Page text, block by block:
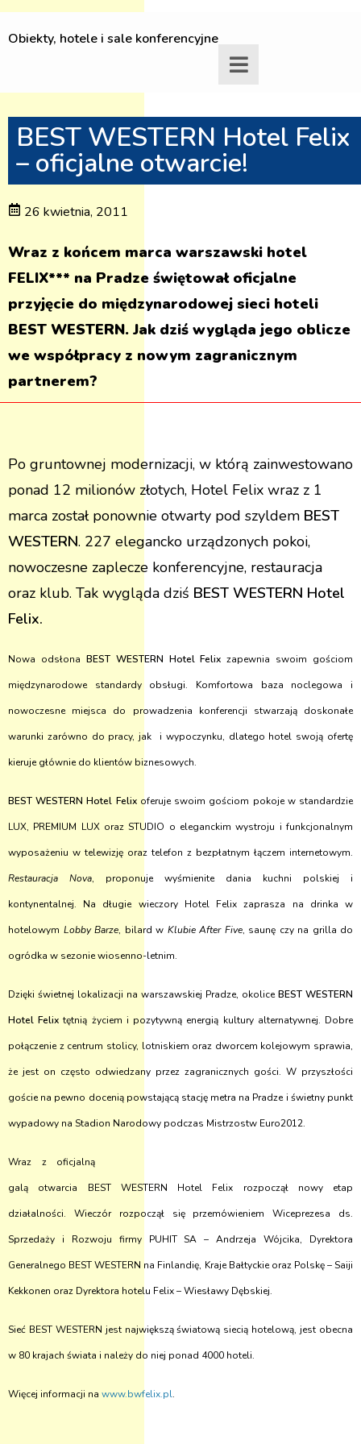
Obiekty, hotele i sale konferencyjne
BEST WESTERN Hotel Felix
– oficjalne otwarcie!
26 kwietnia, 2011
Wraz z końcem marca warszawski hotel
FELIX*** na Pradze świętował oficjalne
przyjęcie do międzynarodowej sieci hoteli
BEST WESTERN. Jak dziś wygląda jego oblicze
we współpracy z nowym zagranicznym
partnerem?
Po gruntownej modernizacji, w którą zainwestowano
ponad 12 milionów złotych, Hotel Felix wraz z 1
marca został ponownie otwarty pod szyldem BEST
WESTERN. 227 elegancko urządzonych pokoi,
nowoczesne zaplecze konferencyjne, restauracja
oraz klub. Tak wygląda dziś BEST WESTERN Hotel
Felix.
Nowa odsłona BEST WESTERN Hotel Felixzapewnia swoim gościom
międzynarodowe standardy obsługi. Komfortowa baza noclegowa i
nowoczesne miejsca do prowadzenia konferencji stwarzają doskonałe
warunki zarówno do pracy, jak i wypoczynku, dlatego hotel swoją ofertę
kieruje głównie do klientów biznesowych.
BEST WESTERN Hotel Felixoferuje swoim gościom pokoje w standardzie
LUX, PREMIUM LUX oraz STUDIO o eleganckim wystroju i funkcjonalnym
wyposażeniu w telewizję oraz telefon z bezpłatnym łączem internetowym.
Restauracja
Nova, proponuje wyśmienite dania kuchni polskiej i
kontynentalnej. Na długie wieczory Hotel Felix zaprasza na drinka w
hotelowym Lobby Barze, bilard w Klubie After Five, saunę czy na grilla do
ogródka w sezonie wiosenno-letnim.
Dzięki świetnej lokalizacji na warszawskiej Pradze, okoliceBEST WESTERN
Hotel Felix tętnią życiem i pozytywną energią kultury alternatywnej. Dobre
połączenie z centrum stolicy, lotniskiem oraz dworcem kolejowym sprawia,
że jest on często odwiedzany przez zagranicznych gości. W przyszłości
goście na pewno docenią powstającą stację metra na Pradze i świetny punkt
wypadowy na Stadion Narodowy podczas Mistrzostw Euro2012.
Wraz z oficjalną
galą otwarcia BEST WESTERN Hotel Felix rozpoczął nowy etap
działalności. Wieczór rozpoczął się przemówieniem Wiceprezesa ds.
Sprzedaży i Rozwoju firmy PUHIT SA – Andrzeja Wójcika, Dyrektora
Generalnego BEST WESTERN na Finlandię, Kraje Bałtyckie oraz Polskę – Saiji
Kekkonen oraz Dyrektora hotelu Felix – Wiesławy Dębskiej.
Sieć BEST WESTERN jest największą światową siecią hotelową, jest obecna
w 80 krajach świata i należy do niej ponad 4000 hoteli.
Więcej informacji na www.bwfelix.pl.